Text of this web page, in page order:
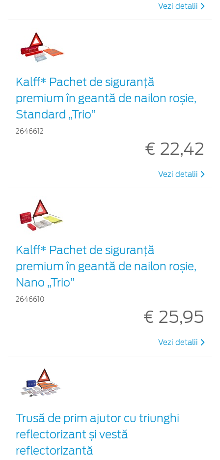
Vezi detalii
Kalff* Pachet de siguranţă
premium în geantă de nailon roșie,
Standard „Trio”
2646612
€ 22,42
Vezi detalii
Kalff* Pachet de siguranţă
premium în geantă de nailon roșie,
Nano „Trio”
2646610
€ 25,95
Vezi detalii
Trusă de prim ajutor cu triunghi
reflectorizant și vestă
reflectorizantă